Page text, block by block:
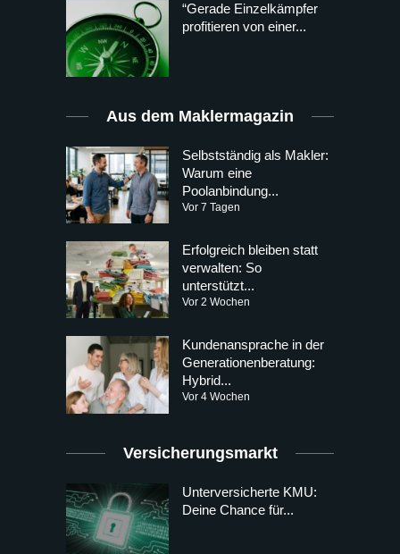
“Gerade Einzelkämpfer
profitieren von einer...
Aus dem Maklermagazin
Selbstständig als Makler:
Warum eine
Poolanbindung...
Vor 7 Tagen
Erfolgreich bleiben statt
verwalten: So
unterstützt...
Vor 2 Wochen
Kundenansprache in der
Generationenberatung:
Hybrid...
Vor 4 Wochen
Versicherungsmarkt
Unterversicherte KMU:
Deine Chance für...